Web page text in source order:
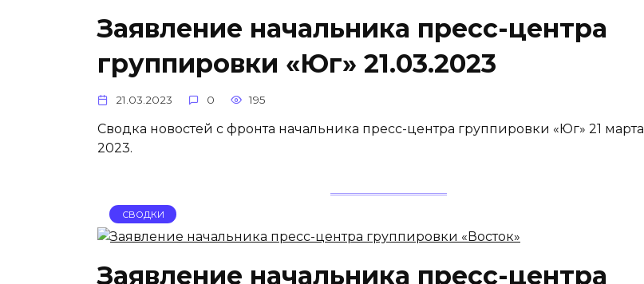
Заявление начальника пресс-центра
группировки «Юг» 21.03.2023
21.03.2023 0 195
Сводка новостей с фронта начальника пресс-центра группировки «Юг» 21 марта
2023.
СВОДКИ
Заявление начальника пресс-центра